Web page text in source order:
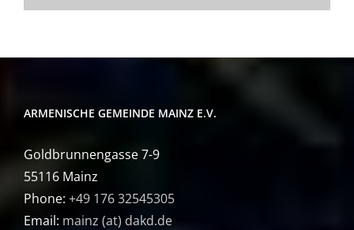
ARMENISCHE GEMEINDE MAINZ E.V.
Goldbrunnengasse 7-9
55116 Mainz
Phone: +49 176 32545305
Email: mainz (at) dakd.de